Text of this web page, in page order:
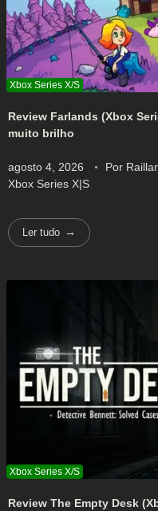
Review Farlands (Xbox
muito brilho
agosto 4, 2026 Por
Xbox Series X|S
Ler tudo
Review The Empty Desk